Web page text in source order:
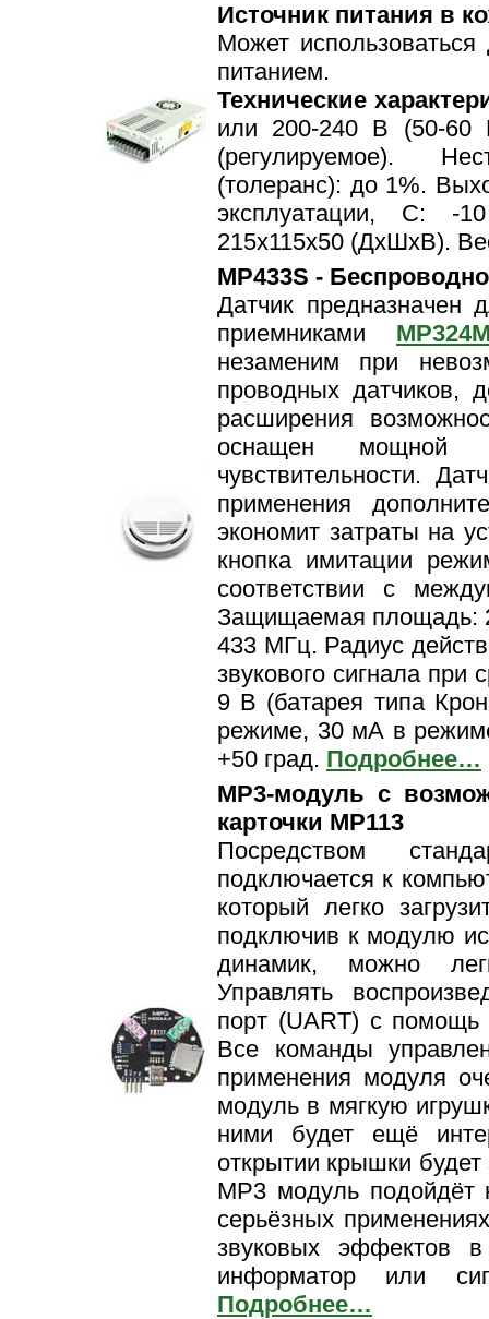
Источник питания в
Может
питанием.
Технические
или 200-240 В (50-
(регулируемое).
(толеранс): до 1%.
эксплуатации, С: -
215x115х50 (ДxШxВ).
MP433S -
Датчик предназначен
приемниками
незаменим при
проводных датчиков,
расширения
оснащен мощной
чувствительности.
применения
экономит затраты на
кнопка имитации
соответствии с
Защищаемая площадь:
433 МГц. Радиус
звукового сигнала
9 В (батарея типа
режиме, 30 мА в
+50 град. Подробнее…
MP3-модуль с
карточки MP113
Посредством
подключается к
который легко
подключив к модулю
динамик, можно
Управлять
порт (UART) с помощь
Все команды
применения модуля
модуль в мягкую
ними будет ещё
открытии крышки будет
MP3 модуль подойдёт
серьёзных
звуковых эффектов в
информатор или
Подробнее…